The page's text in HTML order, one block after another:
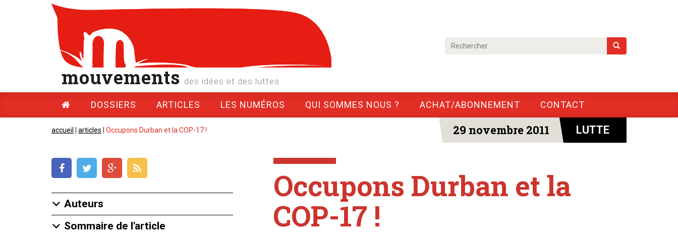
mouvements des idées et des luttes
DOSSIERS ARTICLES LES NUMÉROS QUI SOMMES NOUS ? ACHAT/ABONNEMENT CONTACT
accueil articles Occupons Durban et la COP-17 ! LUTTE
29 novembre 2011
Auteurs
Sommaire de l'article
Occupons Durban et la
COP-17 !